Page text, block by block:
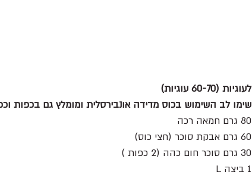
לעוגיות (60-70 עוגיות)
שימו לב השימוש בכוס מדידה אונבירסלית ומומלץ גם בכפות
80 גרם חמאה רכה
60 גרם אבקת סוכר (חצי כוס)
30 גרם סוכר חום כהה (2 כפות )
1 ביצה L